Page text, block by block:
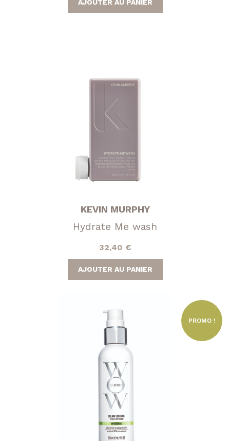
AJOUTER AU PANIER
KEVIN MURPHY
Hydrate Me wash
32,40 €
AJOUTER AU PANIER
PROMO !